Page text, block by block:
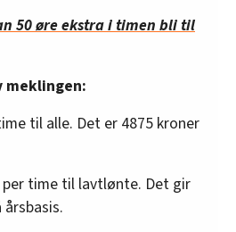
50 øre ekstra i timen bli til
til alle. Det er 4875 kroner
time til lavtlønte. Det gir